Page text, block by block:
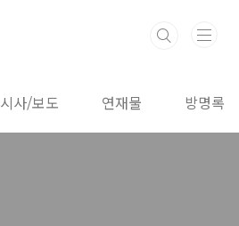
시사/보도 연재물 방명록